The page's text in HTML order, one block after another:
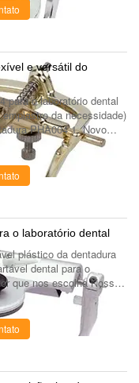
e versátil do
para o laboratório dental
da necessidade)
PHA004 1. Novo
3. Nenhum
Sobre nós N...
o laboratório dental
plástico da dentadura
dental para o
que nos escolha Nossos
para mais de 35
de f...